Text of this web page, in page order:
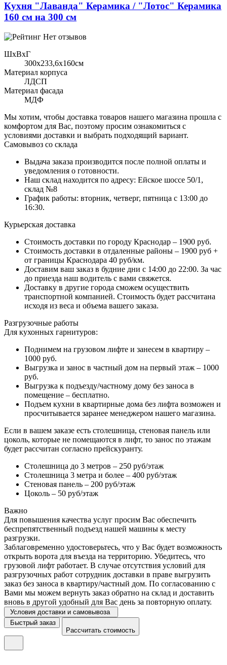
Кухня "Лаванда" Керамика / "Лотос" Керамика
160 см на 300 см
Нет отзывов
ШхВхГ
300x233,6х160см
Материал корпуса
ЛДСП
Материал фасада
МДФ
Мы хотим, чтобы доставка товаров нашего магазина прошла с
комфортом для Вас, поэтому просим ознакомиться с
условиями доставки и выбрать подходящий вариант.
Самовывоз со склада
Выдача заказа производится после полной оплаты и
уведомления о готовности.
Наш склад находится по адресу: Ейское шоссе 50/1,
склад №8
График работы: вторник, четверг, пятница с 13:00 до
16:30.
Курьерская доставка
Стоимость доставки по городу Краснодар – 1900 руб.
Стоимость доставки в отдаленные районы – 1900 руб +
от границы Краснодара 40 руб/км.
Доставим ваш заказ в будние дни с 14:00 до 22:00. За час
до приезда наш водитель с вами свяжется.
Доставку в другие города сможем осуществить
транспортной компанией. Стоимость будет рассчитана
исходя из веса и объема вашего заказа.
Разгрузочные работы
Для кухонных гарнитуров:
Поднимем на грузовом лифте и занесем в квартиру –
1000 руб.
Выгрузка и занос в частный дом на первый этаж – 1000
руб.
Выгрузка к подъезду/частному дому без заноса в
помещение – бесплатно.
Подъем кухни в квартирные дома без лифта возможен и
просчитывается заранее менеджером нашего магазина.
Если в вашем заказе есть столешница, стеновая панель или
цоколь, которые не помещаются в лифт, то занос по этажам
будет рассчитан согласно прейскуранту.
Столешница до 3 метров – 250 руб/этаж
Столешница 3 метра и более – 400 руб/этаж
Стеновая панель – 200 руб/этаж
Цоколь – 50 руб/этаж
Важно
Для повышения качества услуг просим Вас обеспечить
беспрепятственный подъезд нашей машины к месту
разгрузки.
Заблаговременно удостоверьтесь, что у Вас будет возможность
открыть ворота для въезда на территорию. Убедитесь, что
грузовой лифт работает. В случае отсутствия условий для
разгрузочных работ сотрудник доставки в праве выгрузить
заказ без заноса в квартиру/частный дом. По согласованию с
Вами мы можем вернуть заказ обратно на склад и доставить
вновь в другой удобный для Вас день за повторную оплату.
Условия доставки и самовывоза
Быстрый заказ
Рассчитать стоимость